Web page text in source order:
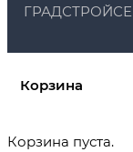
Корзина
Корзина пуста.